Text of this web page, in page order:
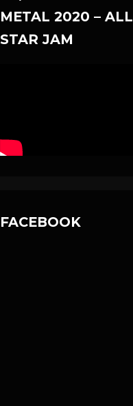
METAL 2020 – ALL
STAR JAM
FACEBOOK